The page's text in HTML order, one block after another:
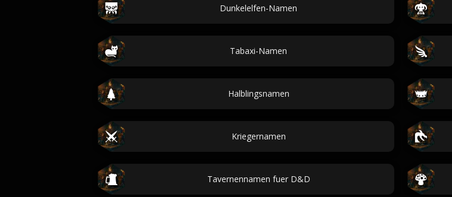
Dunkelelfen-Namen
Tabaxi-Namen
Halblingsnamen
Kriegernamen
Tavernennamen fuer D&D